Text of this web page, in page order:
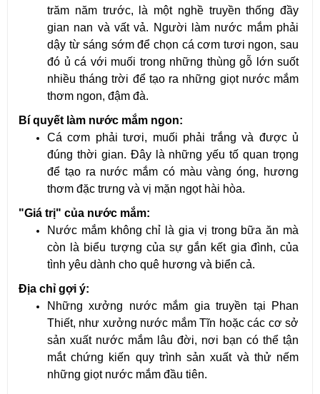
trăm năm trước, là một nghề truyền thống đầy
gian nan và vất vả. Người làm nước mắm phải
dậy từ sáng sớm để chọn cá cơm tươi ngon, sau
đó ủ cá với muối trong những thùng gỗ lớn suốt
nhiều tháng trời để tạo ra những giọt nước mắm
thơm ngon, đậm đà.
Bí quyết làm nước mắm ngon:
Cá cơm phải tươi, muối phải trắng và được ủ
đúng thời gian. Đây là những yếu tố quan trọng
để tạo ra nước mắm có màu vàng óng, hương
thơm đặc trưng và vị mặn ngọt hài hòa.
"Giá trị" của nước mắm:
Nước mắm không chỉ là gia vị trong bữa ăn mà
còn là biểu tượng của sự gắn kết gia đình, của
tình yêu dành cho quê hương và biển cả.
Địa chỉ gợi ý:
Những xưởng nước mắm gia truyền tại Phan
Thiết, như xưởng nước mắm Tĩn hoặc các cơ sở
sản xuất nước mắm lâu đời, nơi bạn có thể tận
mắt chứng kiến quy trình sản xuất và thử nếm
những giọt nước mắm đầu tiên.